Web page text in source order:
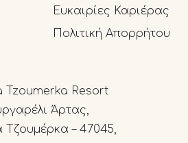
Ευκαιρίες Καριέρας
Πολιτική Απορρήτου
Tzoumerka Resort
Άρτας,
Τζουμέρκα – 47045,